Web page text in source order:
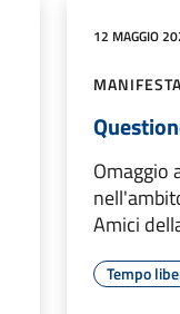
12 MAGGIO
Omaggio
Amici
Tempo